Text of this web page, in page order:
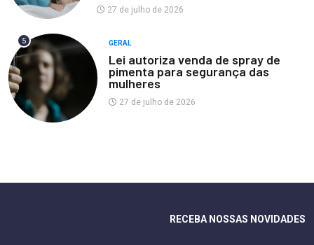
27 de julho de 2026
5 GERAL
Lei autoriza venda de spray de
pimenta para segurança das
mulheres
27 de julho de 2026
RECEBA NOSSAS NOVIDADES